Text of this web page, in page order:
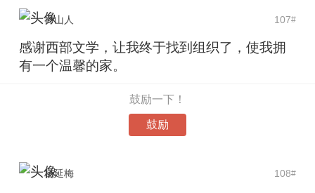
107#
乔山人
感谢西部文学，让我终于找到组织了，使我拥
有一个温馨的家。
鼓励一下！
鼓励
108#
杨延梅